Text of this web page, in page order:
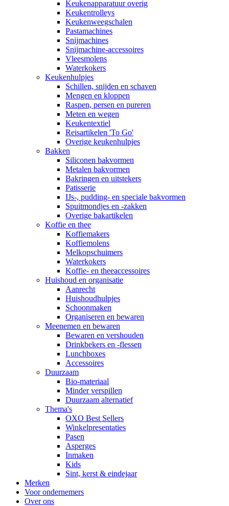
Keukenapparatuur overig
Keukentrolleys
Keukenweegschalen
Pastamachines
Snijmachines
Snijmachine-accessoires
Vleesmolens
Waterkokers
Keukenhulpjes
Schillen, snijden en schaven
Mengen en kloppen
Raspen, persen en pureren
Meten en wegen
Keukentextiel
Reisartikelen 'To Go'
Overige keukenhulpjes
Bakken
Siliconen bakvormen
Metalen bakvormen
Bakringen en uitstekers
Patisserie
IJs-, pudding- en speciale bakvormen
Spuitmondjes en -zakken
Overige bakartikelen
Koffie en thee
Koffiemakers
Koffiemolens
Melkopschuimers
Waterkokers
Koffie- en theeaccessoires
Huishoud en organisatie
Aanrecht
Huishoudhulpjes
Schoonmaken
Organiseren en bewaren
Meenemen en bewaren
Bewaren en vershouden
Drinkbekers en -flessen
Lunchboxes
Accessoires
Duurzaam
Bio-materiaal
Minder verspillen
Duurzaam alternatief
Thema's
OXO Best Sellers
Winkelpresentaties
Pasen
Asperges
Inmaken
Kids
Sint, kerst & eindejaar
Merken
Voor ondernemers
Over ons